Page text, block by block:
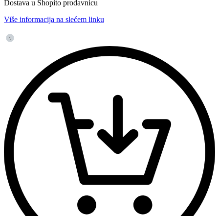
Dostava u Shopito prodavnicu
Više informacija na slećem linku